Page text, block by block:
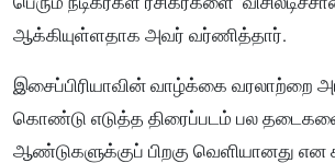
ஆக்கியுள்ளதாக அவர் வர்ணித்தார்.
இசைப்பிரியாவின் வாழ்க்கை வரலாற்றை
கொண்டு எடுத்த திரைப்படம் பல
ஆண்டுகளுக்குப் பிறகு வெளியானது என